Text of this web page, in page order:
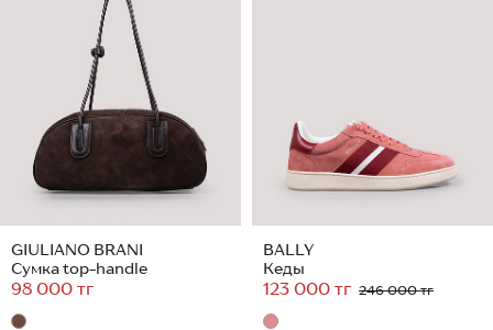
GIULIANO BRANI
Сумка top-handle
98 000 тг
BALLY
Кеды
123 000 тг 246 000 тг